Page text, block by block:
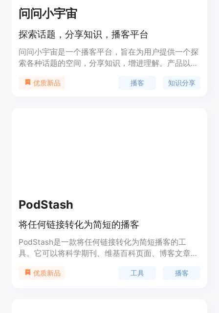
问问小宇宙
探索话题，分享知识，播客平台
问问小宇宙是一个播客平台，旨在为用户提供一个探
索各种话题的空间，分享知识，增进理解。产品以轻
史、理财、体育等多元化内容。
优质新品 播客 知识分享
PodStash
将任何链接转化为简短的播客
PodStash是一款将任何链接转化为简短播客的工
具。它可以将科学期刊、维基百科页面、博客文章等
息。该产品通过AI技术生成播客脚本，然后生成约5
优质新品 工具 播客